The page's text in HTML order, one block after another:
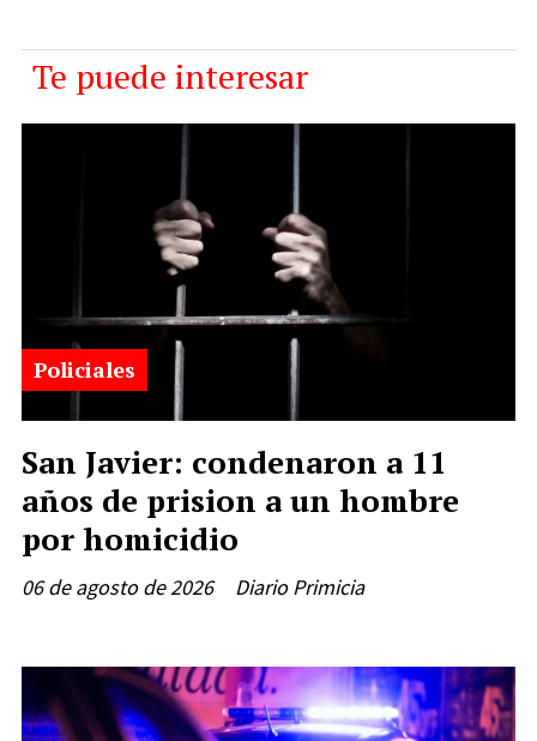
Te puede interesar
San Javier: condenaron a 11
años de prision a un hombre
por homicidio
Diario Primicia
Policiales
06 de agosto de 2026